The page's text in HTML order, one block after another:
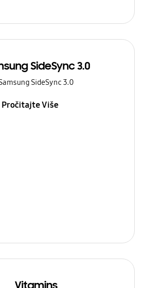
SideSync 3.0
SideSync 3.0
Pročitajte Više